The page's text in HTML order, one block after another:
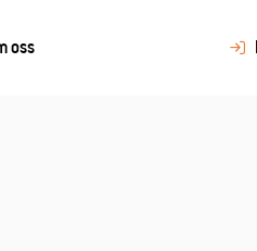
oss